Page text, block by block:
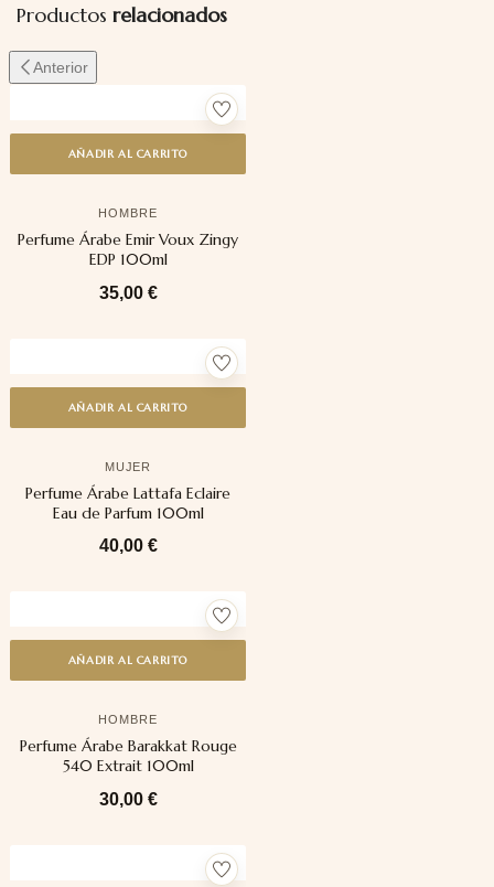
Productos relacionados
Anterior
AÑADIR AL CARRITO
HOMBRE
Perfume Árabe Emir Voux Zingy
EDP 100ml
35,00 €
AÑADIR AL CARRITO
MUJER
Perfume Árabe Lattafa Eclaire
Eau de Parfum 100ml
40,00 €
AÑADIR AL CARRITO
HOMBRE
Perfume Árabe Barakkat Rouge
540 Extrait 100ml
30,00 €